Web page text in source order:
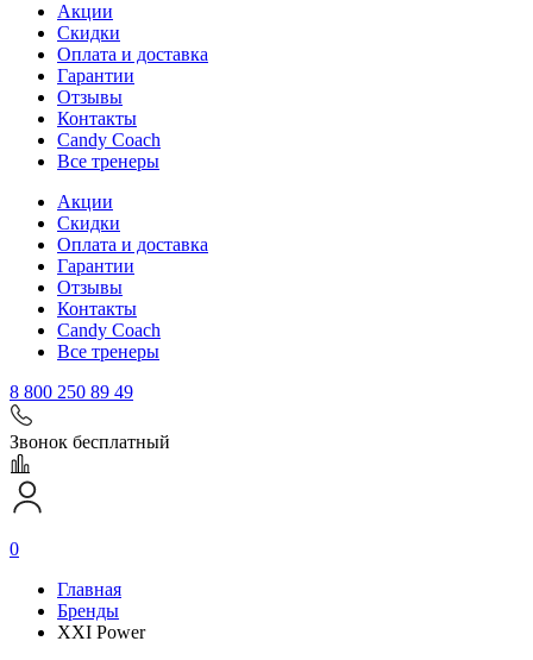
Акции
Скидки
Оплата и доставка
Гарантии
Отзывы
Контакты
Candy Coach
Все тренеры
Акции
Скидки
Оплата и доставка
Гарантии
Отзывы
Контакты
Candy Coach
Все тренеры
8 800 250 89 49
Звонок бесплатный
0
Главная
Бренды
XXI Power